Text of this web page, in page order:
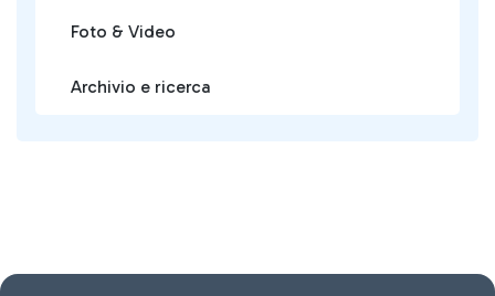
Foto & Video
Archivio e ricerca